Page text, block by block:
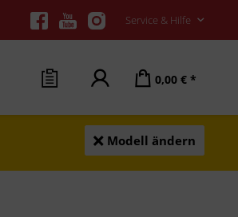
Service & Hilfe
0,00 € *
Modell ändern